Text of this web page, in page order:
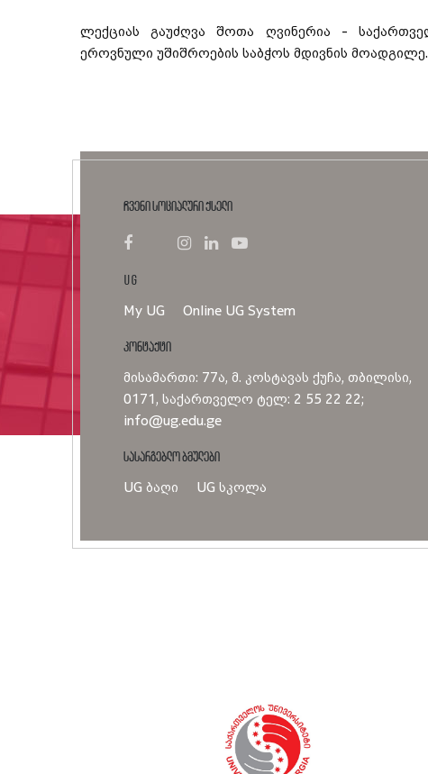
ლექციას გაუძღვა შოთა ღვინერია -
ეროვნული უშიშროების საბჭოს მდივნის მოადგილე.
ჩვენი სოციალური ქსელი
UG
My UG Online UG System
კონტაქტი
მისამართი: 77ა, მ. კოსტავას ქუჩა, თბილისი,
0171, საქართველო ტელ: 2 55 22 22;
info@ug.edu.ge
სასარგებლო ბმულები
UG ბაღი UG სკოლა